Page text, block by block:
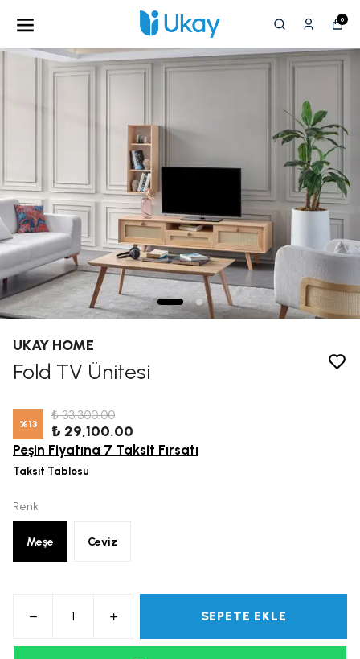
0
UKAY HOME
Fold TV Ünitesi
%13
₺ 33,300.00
₺ 29,100.00
Peşin Fiyatına 7 Taksit Fırsatı
Taksit Tablosu
Renk
Meşe Ceviz
SEPETE EKLE